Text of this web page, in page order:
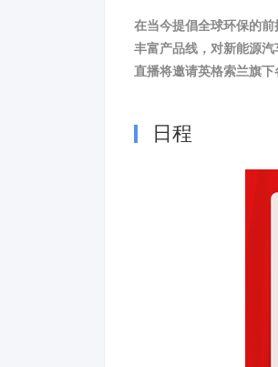
在当今提倡全球环保的
丰富产品线，对新能源
直播将邀请英格索兰旗下
日程